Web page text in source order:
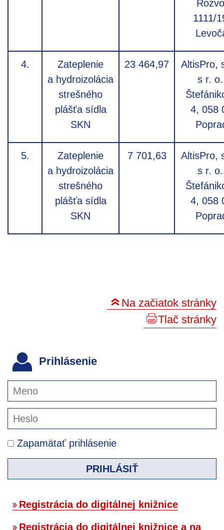
1111/
4.
Zateplenie
a hydroizolácia
strešného
plášťa sídla
SKN
23 464,97
AltisPro,
s r.
4, 058
5.
Zateplenie
a hydroizolácia
strešného
plášťa sídla
SKN
7 701,63
AltisPro,
s r.
4, 058
Na začiatok stránky
Tlač stránky
Prihlásenie
Zapamätať prihlásenie
PRIHLÁSIŤ
Registrácia do digitálnej knižnice
Registrácia do digitálnej knižnice a na